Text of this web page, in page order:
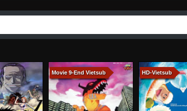
Movie 9-End Vietsub HD-Vietsub